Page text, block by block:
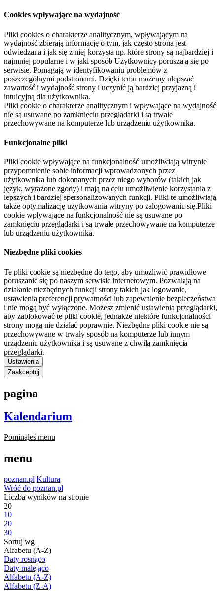
Cookies wpływające na wydajność
Pliki cookies o charakterze analitycznym, wpływającym na
wydajność zbierają informację o tym, jak często strona jest
odwiedzana i jak się z niej korzysta np. które strony są najbardziej i
najmniej popularne i w jaki sposób Użytkownicy poruszają się po
serwisie. Pomagają w identyfikowaniu problemów z
poszczególnymi podstronami. Dzięki temu możemy ulepszać
zawartość i wydajność strony i uczynić ją bardziej przyjazną i
intuicyjną dla użytkownika.
Pliki cookie o charakterze analitycznym i wpływające na wydajność
nie są usuwane po zamknięciu przeglądarki i są trwale
przechowywane na komputerze lub urządzeniu użytkownika.
Funkcjonalne pliki
Pliki cookie wpływające na funkcjonalność umożliwiają witrynie
przypomnienie sobie informacji wprowadzonych przez
użytkownika lub dokonanych przez niego wyborów (takich jak
język, wyrażone zgody) i mają na celu umożliwienie korzystania z
lepszych i bardziej spersonalizowanych funkcji. Pliki te umożliwiają
także optymalizację użytkowania witryny po zalogowaniu się.Pliki
cookie wpływające na funkcjonalność nie są usuwane po
zamknięciu przeglądarki i są trwale przechowywane na komputerze
lub urządzeniu użytkownika.
Niezbędne pliki cookies
Te pliki cookie są niezbędne do tego, aby umożliwić prawidłowe
poruszanie się po naszym serwisie internetowym. Pozwalają na
działanie niezbędnych funkcji strony takich jak logowanie,
ustawienia preferencji prywatności lub zapewnienie bezpieczeństwa
i nie mogą być wyłączone. Możesz zmienić ustawienia przeglądarki,
aby zablokować te pliki cookie, jednakże niektóre funkcjonalności
strony mogą nie działać poprawnie. Niezbędne pliki cookie nie są
przechowywane w trwały sposób na komputerze lub innym
urządzeniu użytkownika i są usuwane z chwilą zamknięcia
przeglądarki.
Ustawienia
Zaakceptuj
pagina
Kalendarium
Pominąłeś menu
menu
poznan.pl Kultura
Wróć do poznan.pl
Liczba wyników na stronie
20
10
20
30
Sortuj wg
Alfabetu (A-Z)
Daty rosnąco
Daty malejąco
Alfabetu (A-Z)
Alfabetu (Z-A)